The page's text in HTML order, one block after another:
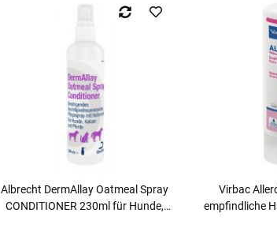
Albrecht DermAllay Oatmeal Spray
CONDITIONER 230ml für Hunde,
Virbac
empfindliche Haut